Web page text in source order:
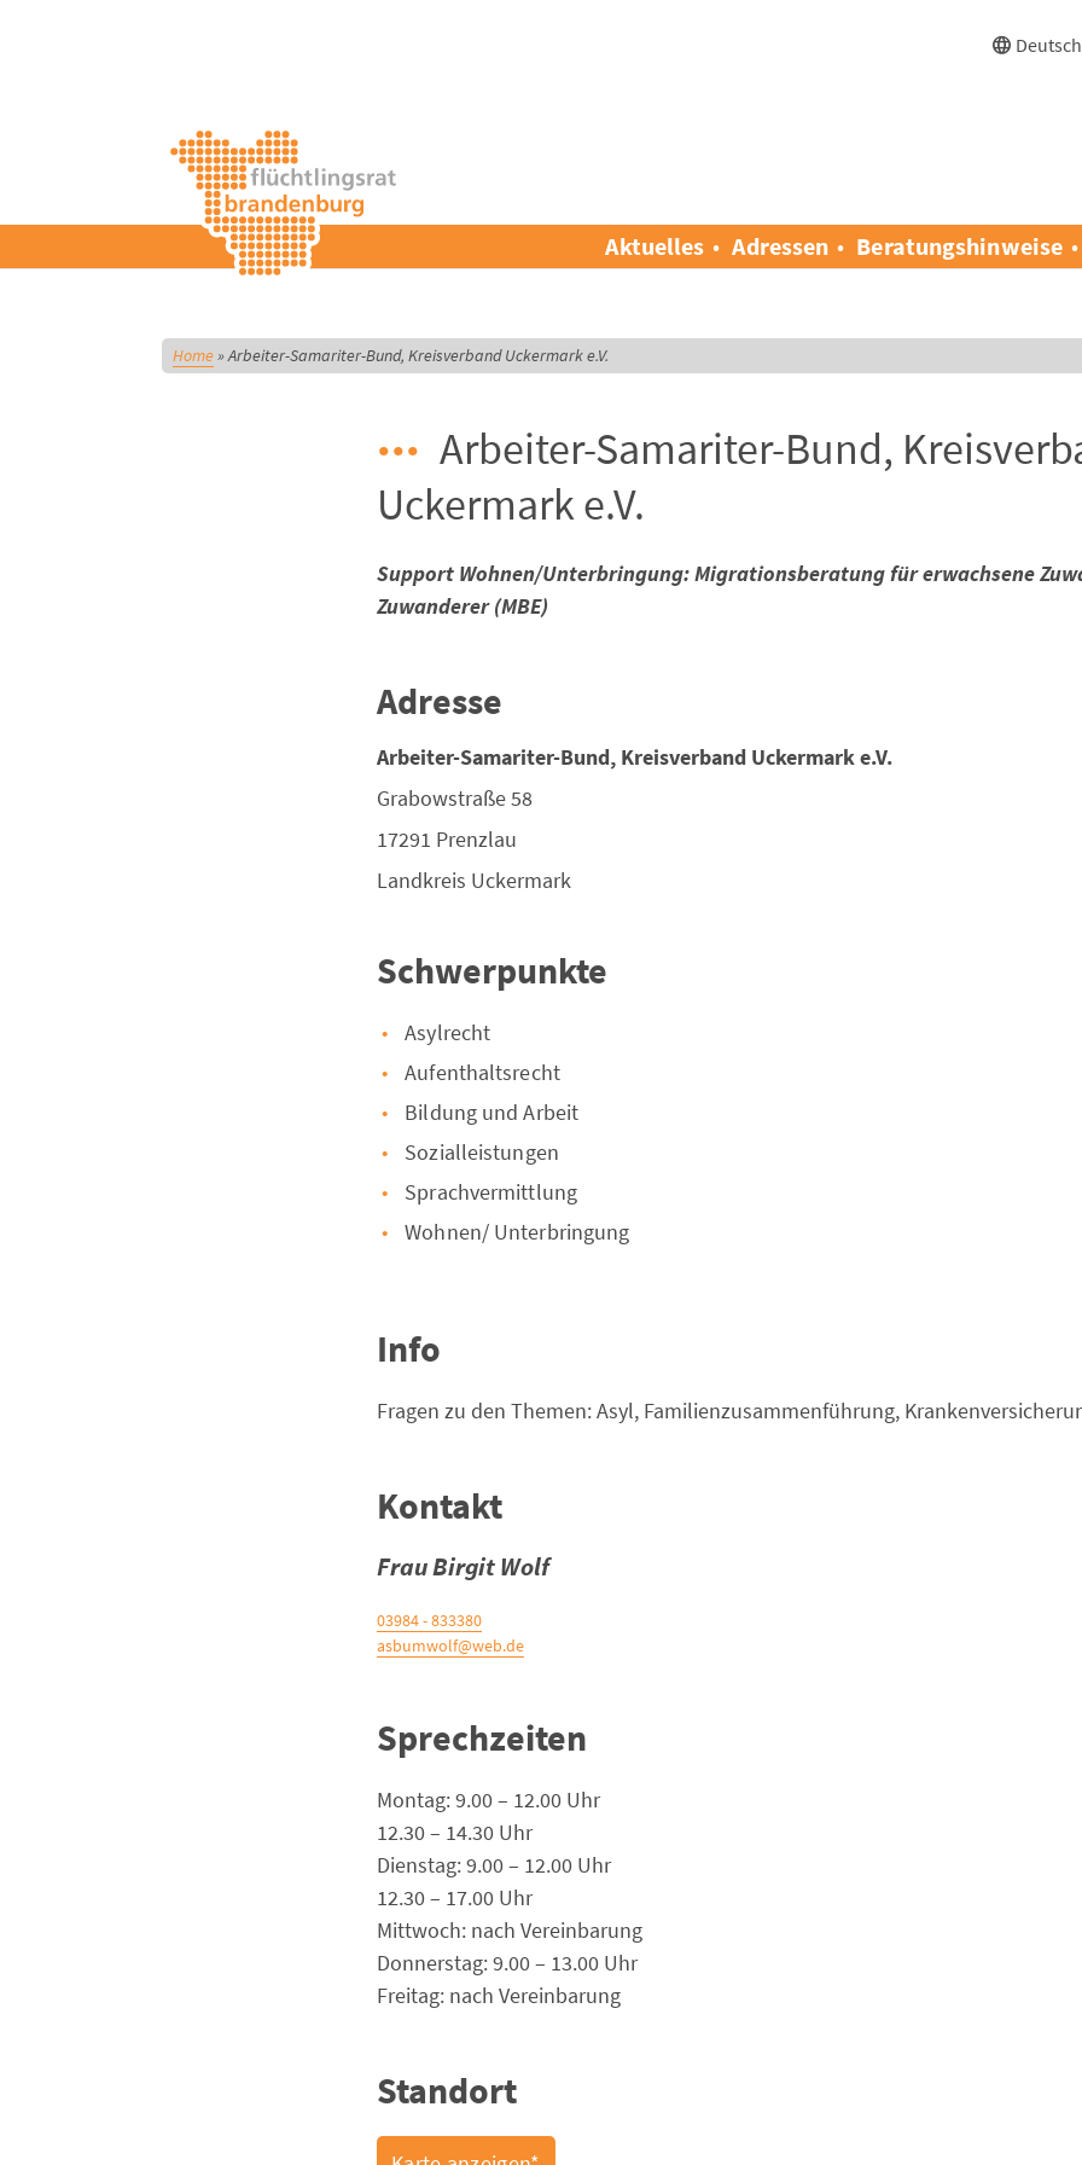
Deutsch
Aktuelles Adressen Beratungshinweise
Home»Arbeiter-Samariter-Bund, Kreisverband Uckermark e.V.
Arbeiter-Samariter-Bund,
Uckermark e.V.
Support Wohnen/Unterbringung: Migrationsberatung für erwachsene
Zuwanderer (MBE)
Adresse
Arbeiter-Samariter-Bund, Kreisverband Uckermark e.V.
Grabowstraße 58
17291 Prenzlau
Landkreis Uckermark
Schwerpunkte
Asylrecht
Aufenthaltsrecht
Bildung und Arbeit
Sozialleistungen
Sprachvermittlung
Wohnen/ Unterbringung
Info
Fragen zu den Themen: Asyl, Familienzusammenführung,
Kontakt
Frau Birgit Wolf
03984 - 833380
asbumwolf@web.de
Sprechzeiten
Montag: 9.00 – 12.00 Uhr
12.30 – 14.30 Uhr
Dienstag: 9.00 – 12.00 Uhr
12.30 – 17.00 Uhr
Mittwoch: nach Vereinbarung
Donnerstag: 9.00 – 13.00 Uhr
Freitag: nach Vereinbarung
Standort